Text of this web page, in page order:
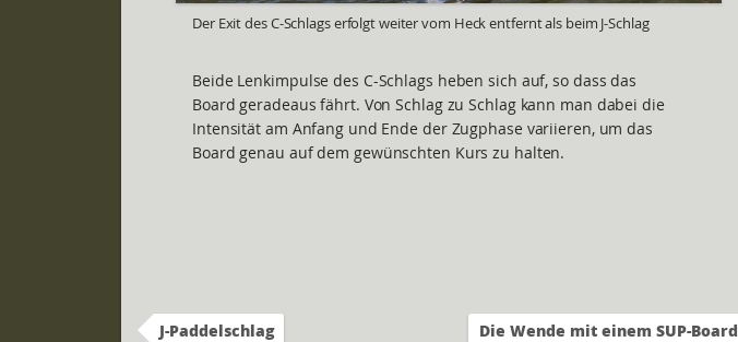
Der Exit des C-Schlags erfolgt weiter vom Heck entfernt als beim J-Schlag
Beide Lenkimpulse des C-Schlags heben sich auf, so dass das
Board geradeaus fährt. Von Schlag zu Schlag kann man dabei die
Intensität am Anfang und Ende der Zugphase variieren, um das
Board genau auf dem gewünschten Kurs zu halten.
J-Paddelschlag Die Wende mit einem SUP-Board